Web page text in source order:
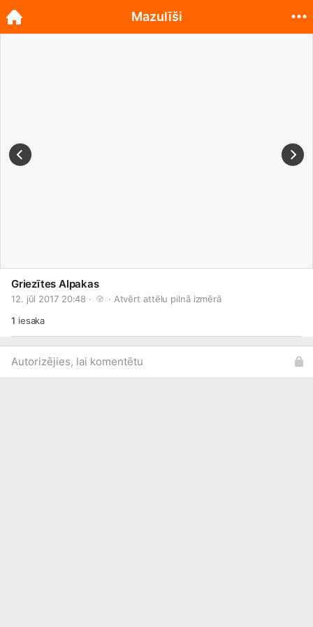
Griezītes Alpakas
12. jūl 2017 20:48 · · Atvērt attēlu pilnā izmērā
1 iesaka
Autorizējies, lai komentētu
Mazulīši